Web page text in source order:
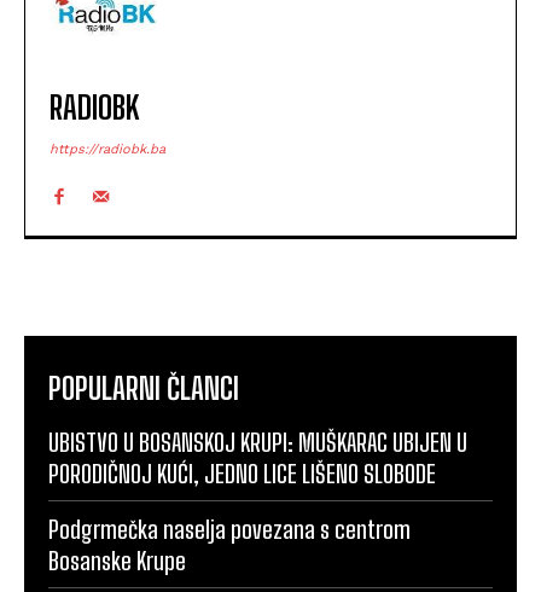
RADIOBK
https://radiobk.ba
POPULARNI ČLANCI
UBISTVO U BOSANSKOJ KRUPI: MUŠKARAC UBIJEN U
PORODIČNOJ KUĆI, JEDNO LICE LIŠENO SLOBODE
Podgrmečka naselja povezana s centrom
Bosanske Krupe